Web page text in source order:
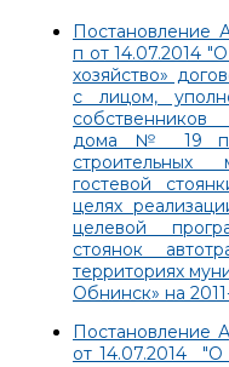
Постановление
п от 14.07.2014
хозяйство»
с лицом,
собственников
дома № 19 по
строительных
гостевой
целях
целевой
стоянок
территориях
Обнинск» на
Постановление
от 14.07.2014